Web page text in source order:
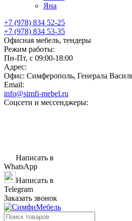
Яна
+7 (978) 834 52-25
+7 (978) 834 53-35
Офисная мебель, тендеры
Режим работы:
Пн-Пт, с 09:00-18:00
Адрес:
Офис: Симферополь, Генерала
Email:
info@simfi-mebel.ru
Соцсети и мессенджеры:
Написать в
WhatsApp
Написать в
Telegram
Заказать звонок